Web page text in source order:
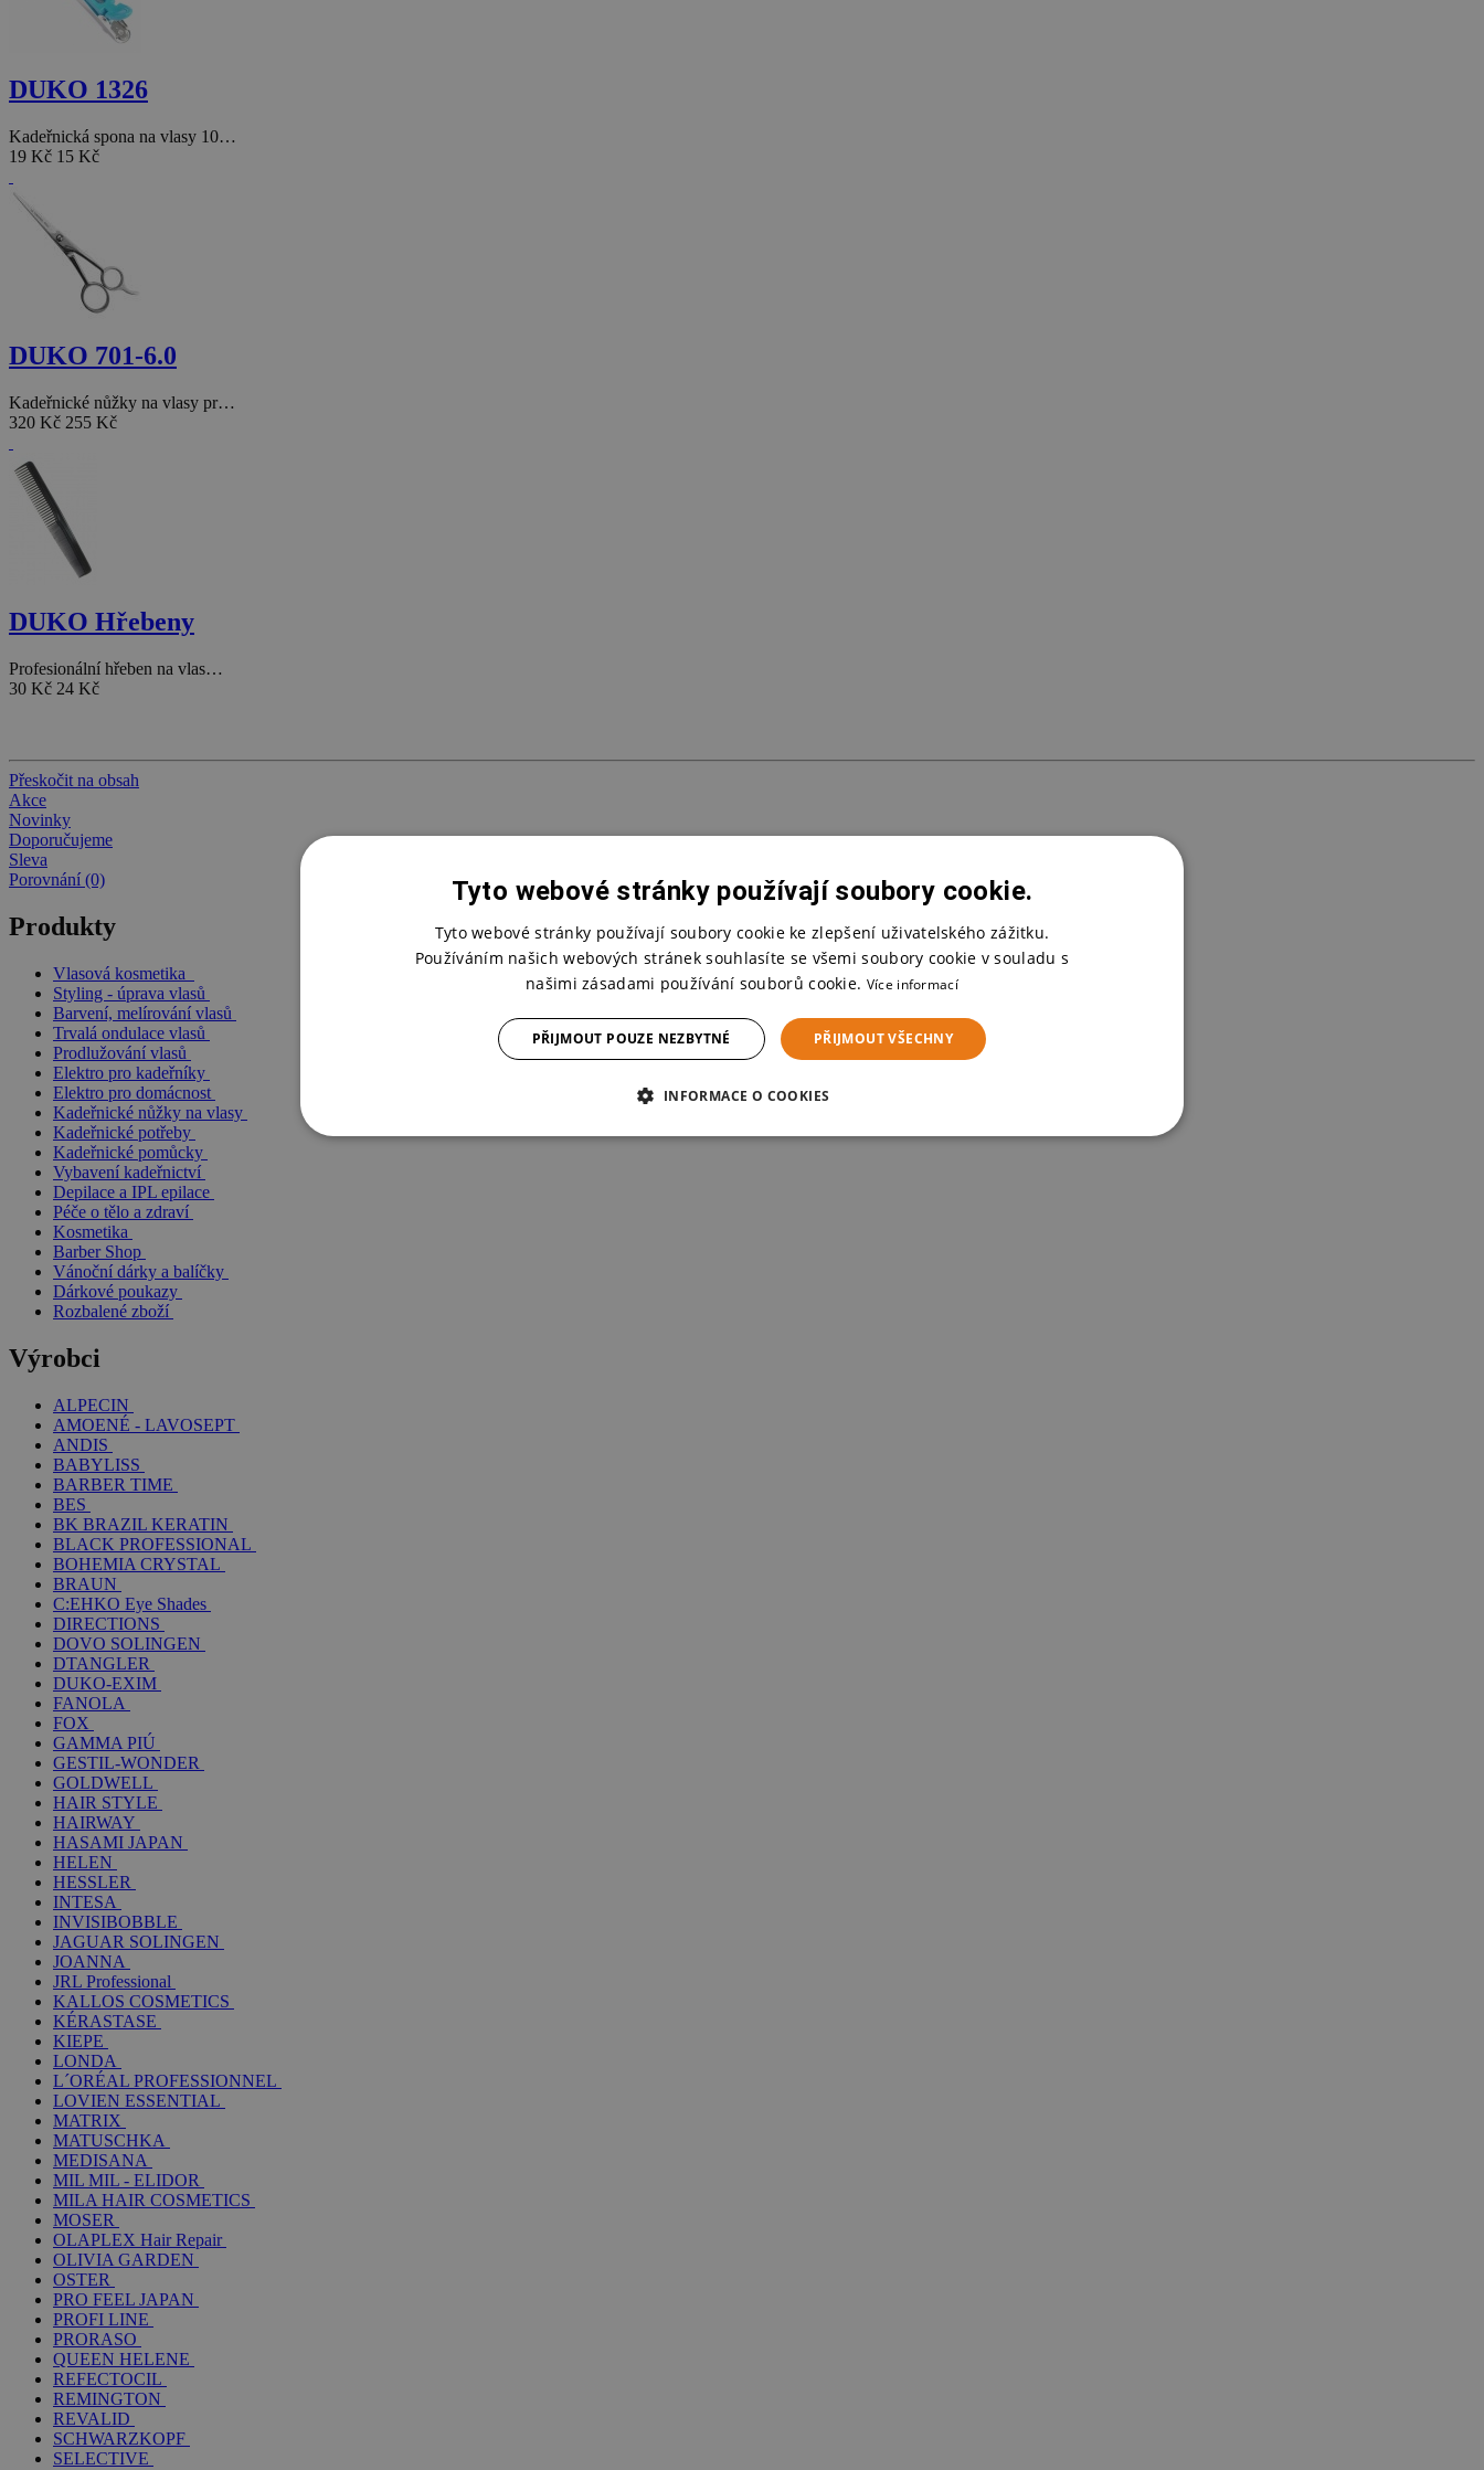
DUKO 1326
Kadeřnická spona na vlasy 10…
19 Kč 15 Kč
DUKO 701-6.0
Kadeřnické nůžky na vlasy pr…
320 Kč 255 Kč
DUKO Hřebeny
Profesionální hřeben na vlas…
30 Kč 24 Kč
Přeskočit na obsah
Akce
Novinky
Doporučujeme
Sleva
Porovnání (0)
Produkty
Vlasová kosmetika
Styling - úprava vlasů
Barvení, melírování vlasů
Trvalá ondulace vlasů
Prodlužování vlasů
Elektro pro kadeřníky
Elektro pro domácnost
Kadeřnické nůžky na vlasy
Kadeřnické potřeby
Kadeřnické pomůcky
Vybavení kadeřnictví
Depilace a IPL epilace
Péče o tělo a zdraví
Kosmetika
Barber Shop
Vánoční dárky a balíčky
Dárkové poukazy
Rozbalené zboží
Výrobci
ALPECIN
AMOENÉ - LAVOSEPT
ANDIS
BABYLISS
BARBER TIME
BES
BK BRAZIL KERATIN
BLACK PROFESSIONAL
BOHEMIA CRYSTAL
BRAUN
C:EHKO Eye Shades
DIRECTIONS
DOVO SOLINGEN
DTANGLER
DUKO-EXIM
FANOLA
FOX
GAMMA PIÚ
GESTIL-WONDER
GOLDWELL
HAIR STYLE
HAIRWAY
HASAMI JAPAN
HELEN
HESSLER
INTESA
INVISIBOBBLE
JAGUAR SOLINGEN
JOANNA
JRL Professional
KALLOS COSMETICS
KÉRASTASE
KIEPE
LONDA
L´ORÉAL PROFESSIONNEL
LOVIEN ESSENTIAL
MATRIX
MATUSCHKA
MEDISANA
MIL MIL - ELIDOR
MILA HAIR COSMETICS
MOSER
OLAPLEX Hair Repair
OLIVIA GARDEN
OSTER
PRO FEEL JAPAN
PROFI LINE
PRORASO
QUEEN HELENE
REFECTOCIL
REMINGTON
REVALID
SCHWARZKOPF
SELECTIVE
Tyto webové stránky používají soubory cookie.
Tyto webové stránky používají soubory cookie ke zlepšení uživatelského zážitku.
Používáním našich webových stránek souhlasíte se všemi soubory cookie v souladu s
našimi zásadami používání souborů cookie. Více informací
PŘIJMOUT VŠECHNY
PŘIJMOUT POUZE NEZBYTNÉ
INFORMACE O COOKIES